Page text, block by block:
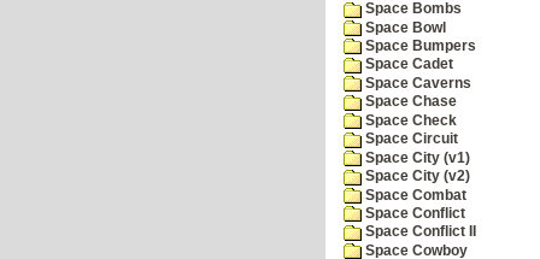
Space Bombs
Space Bowl
Space Bumpers
Space Cadet
Space Caverns
Space Chase
Space Check
Space Circuit
Space City (v1)
Space City (v2)
Space Combat
Space Conflict
Space Conflict II
Space Cowboy